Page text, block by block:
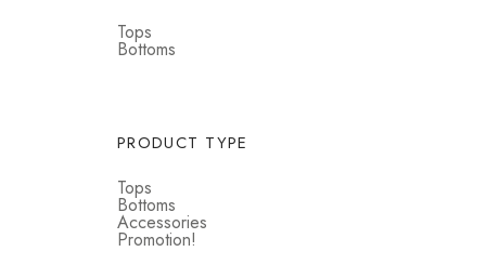
Tops
Bottoms
PRODUCT TYPE
Tops
Bottoms
Accessories
Promotion!